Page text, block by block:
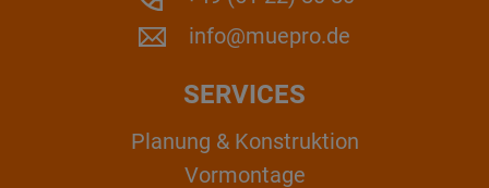
info@muepro.de
SERVICES
Planung & Konstruktion
Vormontage